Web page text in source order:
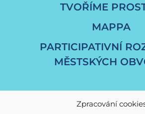
Zpracování
TVOŘÍME
MAPPA
PARTICIPATIVNÍ
MĚSTSKÝCH